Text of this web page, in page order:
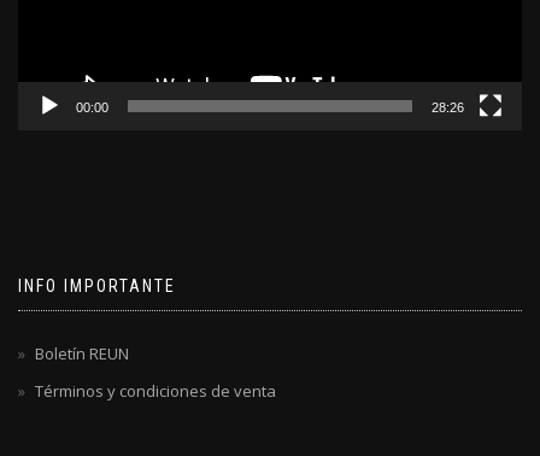
00:00 28:26
INFO IMPORTANTE
Boletín REUN
Términos y condiciones de venta